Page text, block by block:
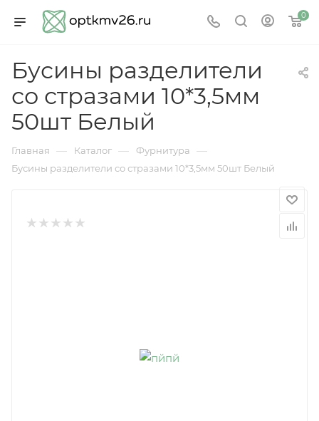
0
Бусины разделители
со стразами 10*3,5мм
50шт Белый
Главная — Каталог — Фурнитура —
Бусины разделители со стразами 10*3,5мм 50шт Белый